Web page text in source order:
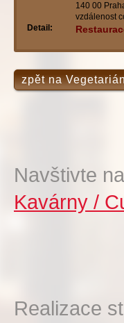
140 00
vzdálenost
Detail:
zpět na
Navštivte
Kavárny /
Realizace